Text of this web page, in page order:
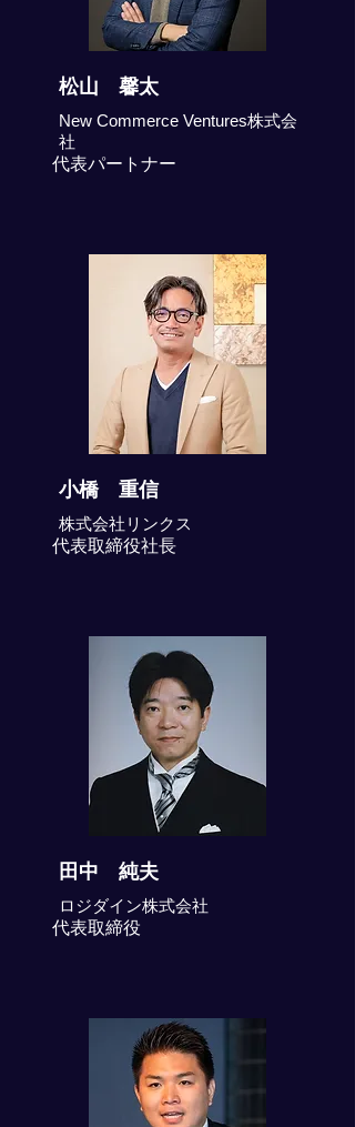
松山 馨太
New Commerce Ventures株式会
社
代表パートナー
小橋 重信
株式会社リンクス
代表取締役社長
田中 純夫
ロジダイン株式会社
代表取締役